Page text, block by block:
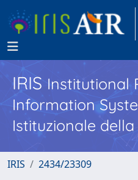
IRISInstitutional
Information
Istituzionale della
IRIS 2434/23309